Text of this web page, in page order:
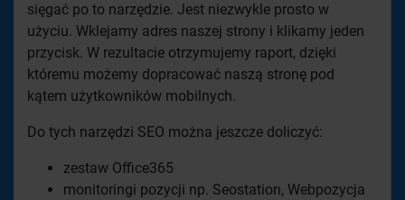
sięgać po to narzędzie. Jest niezwykle prosto w
użyciu. Wklejamy adres naszej strony i klikamy jeden
przycisk. W rezultacie otrzymujemy raport, dzięki
któremu możemy dopracować naszą stronę pod
kątem użytkowników mobilnych.
Do tych narzędzi SEO można jeszcze doliczyć:
zestaw Office365
monitoringi pozycji np. Seostation, Webpozycja